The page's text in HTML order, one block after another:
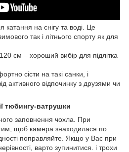
катання на снігу та воді. Це
так і літнього спорту як для
см – хороший вибір для підлітка
сісти на такі санки, і
активного відпочинку з друзями чи
тюбингу-ватрушки
заповнення чохла. При
тим, щоб камера знаходилася по
поправляйте. Якщо у Вас при
варто зупинитися. і трохи